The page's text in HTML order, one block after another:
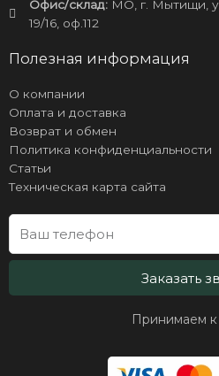
Офис/склад:МО, г. Мытищи,
19/16, оф.112
Полезная информация
О компании
Оплата и доставка
Возврат и обмен
Политика конфиденциальности
Статьи
Техническая карта сайта
Заказать
Принимаем к